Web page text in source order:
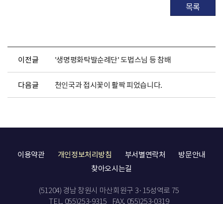
목록
이전글 '생명평화탁발순례단' 도법스님 등 참배
다음글 천인국과 접시꽃이 활짝 피었습니다.
이용약관 개인정보처리방침 부서별연락처
방문안내
찾아오시는길
(51204) 경남 창원시 마산회원구 3·15성역로 75
TEL. 055)253-9315
FAX. 055)253-0319